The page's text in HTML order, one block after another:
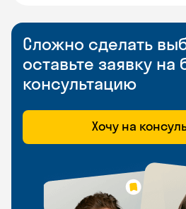
Сложно сделать
оставьте заявку
консультацию
Хочу на